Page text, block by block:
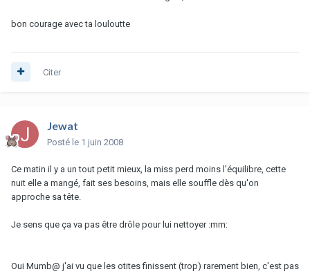
bon courage avec ta louloutte
Citer
Jewat
Posté le 1 juin 2008
Ce matin il y a un tout petit mieux, la miss perd moins l'équilibre, cette
nuit elle a mangé, fait ses besoins, mais elle souffle dès qu'on
approche sa tête.
Je sens que ça va pas être drôle pour lui nettoyer :mm:
Oui Mumb@ j'ai vu que les otites finissent (trop) rarement bien, c'est pas